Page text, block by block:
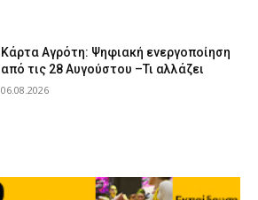
Κάρτα Αγρότη: Ψηφιακή ενεργοποίηση
από τις 28 Αυγούστου –Τι αλλάζει
06.08.2026